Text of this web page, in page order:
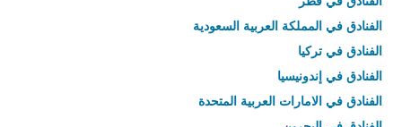
الفنادق في المملكة العربية السعودية
الفنادق في تركيا
الفنادق في إندونيسيا
الفنادق في الامارات العربية المتحدة